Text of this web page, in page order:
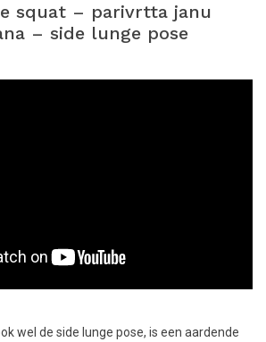
squat – parivrtta janu
– side lunge pose
wel de side lunge pose, is een aardende